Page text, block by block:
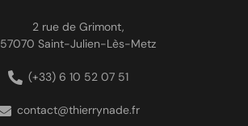
2 rue de Grimont,
57070 Saint-Julien-Lès-Metz
(+33) 6 10 52 07 51
contact@thierrynade.fr